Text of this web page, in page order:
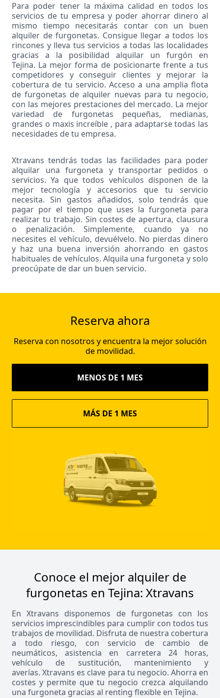
Para poder tener la máxima calidad en todos los
servicios de tu empresa y poder ahorrar dinero al
mismo tiempo necesitarás contar con un buen
alquiler de furgonetas. Consigue llegar a todos los
rincones y lleva tus servicios a todas las localidades
gracias a la posibilidad alquilar un furgón en
Tejina. La mejor forma de posicionarte frente a tus
competidores y conseguir clientes y mejorar la
cobertura de tu servicio. Acceso a una amplia flota
de furgonetas de alquiler nuevas para tu negocio,
con las mejores prestaciones del mercado. La mejor
variedad de furgonetas pequeñas, medianas,
grandes o maxis increíble , para adaptarse todas las
necesidades de tu empresa.
Xtravans tendrás todas las facilidades para poder
alquilar una furgoneta y transportar pedidos o
servicios. Ya que todos vehículos disponen de la
mejor tecnología y accesorios que tu servicio
necesita. Sin gastos añadidos, solo tendrás que
pagar por el tiempo que uses la furgoneta para
realizar tu trabajo. Sin costes de apertura, clausura
o penalización. Simplemente, cuando ya no
necesites el vehículo, devuélvelo. No pierdas dinero
y haz una buena inversión ahorrando en gastos
habituales de vehículos. Alquila una furgoneta y solo
preocúpate de dar un buen servicio.
Reserva ahora
Reserva con nosotros y encuentra la mejor solución
de movilidad.
MENOS DE 1 MES
MÁS DE 1 MES
Conoce el mejor alquiler de
furgonetas en Tejina: Xtravans
En Xtravans disponemos de furgonetas con los
servicios imprescindibles para cumplir con todos tus
trabajos de movilidad. Disfruta de nuestra cobertura
a todo riesgo, con servicio de cambio de
neumáticos, asistencia en carretera 24 horas,
vehículo de sustitución, mantenimiento y
averías. Xtravans es clave para tu negocio. Ahorra en
costes y permite que tu negocio crezca alquilando
una furgoneta gracias al renting flexible en Tejina.